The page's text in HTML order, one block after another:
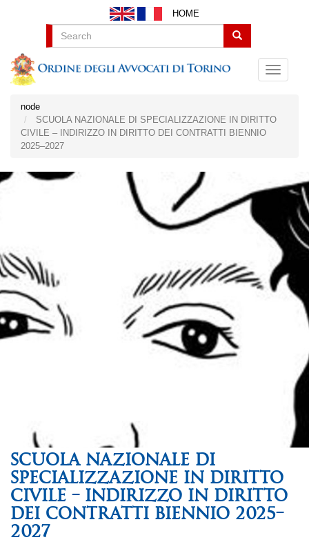
HOME
Search
node
SCUOLA NAZIONALE DI SPECIALIZZAZIONE IN DIRITTO
CIVILE – INDIRIZZO IN DIRITTO DEI CONTRATTI BIENNIO
2025–2027
SCUOLA NAZIONALE DI
SPECIALIZZAZIONE IN DIRITTO
CIVILE – INDIRIZZO IN DIRITTO
DEI CONTRATTI BIENNIO 2025–
2027